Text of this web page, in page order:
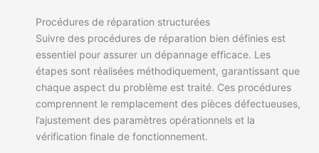
Procédures de réparation structurées
Suivre des procédures de réparation bien définies est
essentiel pour assurer un dépannage efficace. Les
étapes sont réalisées méthodiquement, garantissant que
chaque aspect du problème est traité. Ces procédures
comprennent le remplacement des pièces défectueuses,
l’ajustement des paramètres opérationnels et la
vérification finale de fonctionnement.